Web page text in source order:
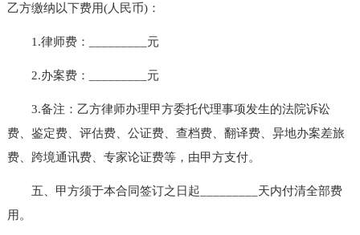
乙方缴纳以下费用(人民币)：
1.律师费：_________元
2.办案费：_________元
3.备注：乙方律师办理甲方委托代理事项发生的法院诉讼
费、鉴定费、评估费、公证费、查档费、翻译费、异地办案差旅
费、跨境通讯费、专家论证费等，由甲方支付。
五、甲方须于本合同签订之日起_________天内付清全部费
用。